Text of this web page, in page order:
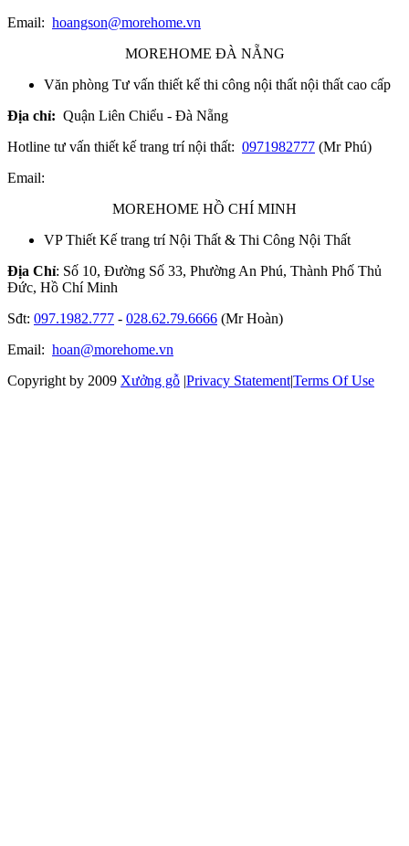
Email: hoangson@morehome.vn
MOREHOME ĐÀ NẴNG
Văn phòng Tư vấn thiết kế thi công nội thất nội thất cao cấp
Địa chỉ: Quận Liên Chiểu - Đà Nẵng
Hotline tư vấn thiết kế trang trí nội thất: 0971982777 (Mr Phú)
Email:
MOREHOME HỒ CHÍ MINH
VP Thiết Kế trang trí Nội Thất & Thi Công Nội Thất
Địa Chỉ: Số 10, Đường Số 33, Phường An Phú, Thành Phố Thủ
Đức, Hồ Chí Minh
Sđt: 097.1982.777 - 028.62.79.6666 (Mr Hoàn)
Email: hoan@morehome.vn
Copyright by 2009 Xưởng gỗ |Privacy Statement|Terms Of Use